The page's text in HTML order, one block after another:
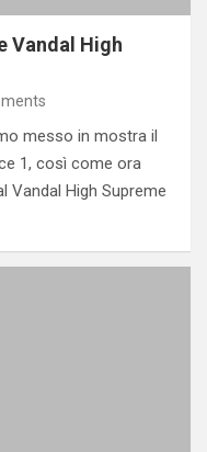
Vandal High
messo in mostra il
1, così come ora
Vandal High Supreme